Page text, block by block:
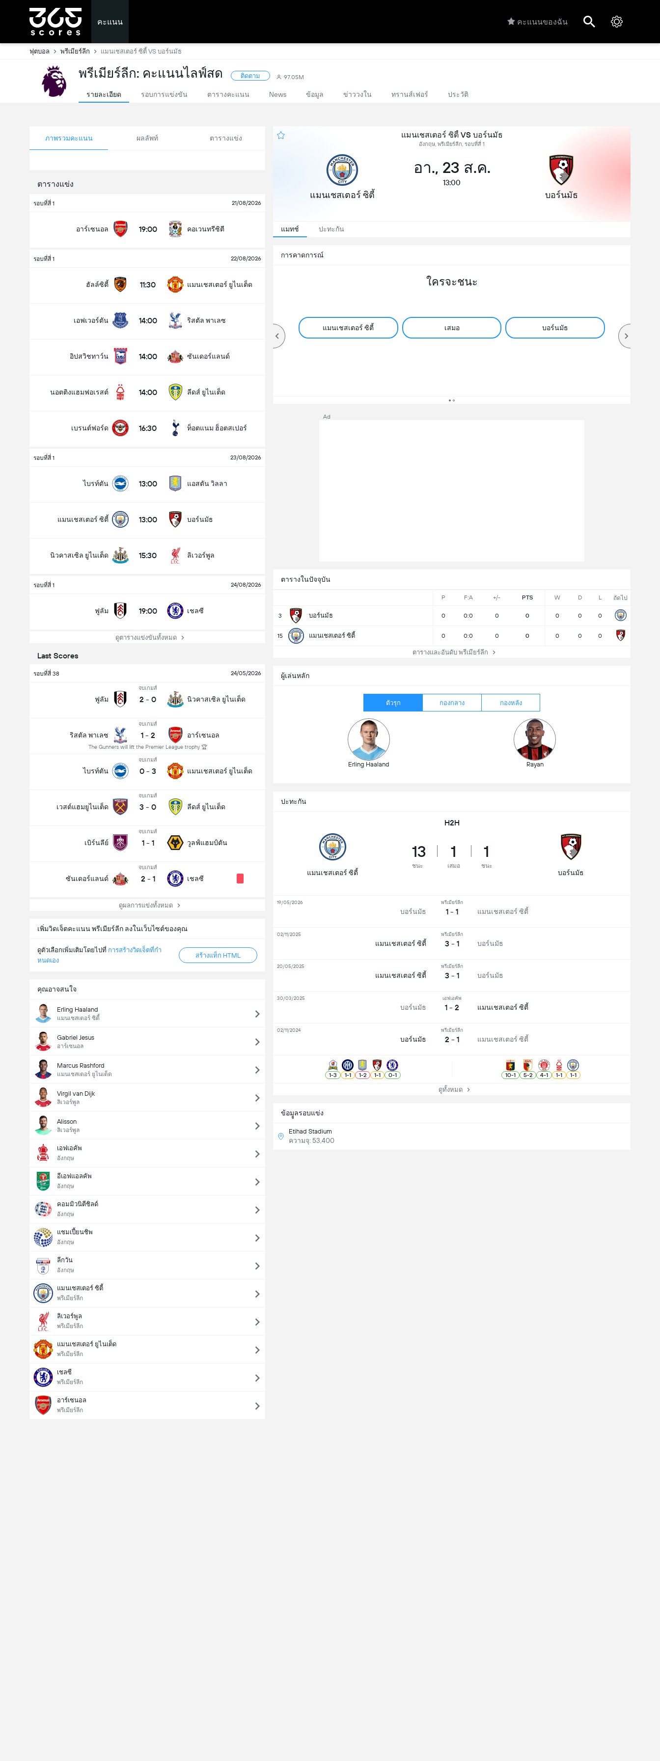
คะแนน คะแนนของฉัน
ฟุตบอล พรีเมียร์ลีก แมนเชสเตอร์ ซิตี้ VS บอร์นมัธ
พรีเมียร์ลีก: คะแนนไลฟ์สด ติดตาม 97.05M
รายละเอียด รอบการแข่งขัน ตารางคะแนน News ข้อมูล ข่าววงใน ทรานส์เฟอร์ ประวัติ
ภาพรวมคะแนน ผลลัพท์ ตารางแข่ง
ตารางแข่ง
รอบที่สี่ 1 21/08/2026
อาร์เซนอล 19:00 คอเวนทรีซิตี
รอบที่สี่ 1 22/08/2026
ฮัลล์ซิตี้ 11:30 แมนเชสเตอร์ ยูไนเต็ด
เอฟเวอร์ตัน 14:00 ริสตัล พาเลซ
อิปสวิชทาว์น 14:00 ซันเดอร์แลนด์
นอตติงแฮมฟอเรสต์ 14:00 ลีดส์ ยูไนเต็ด
เบรนต์ฟอร์ด 16:30 ท็อตแนม ฮ็อตสเปอร์
รอบที่สี่ 1 23/08/2026
ไบรท์ตัน 13:00 แอสตัน วิลลา
แมนเชสเตอร์ ซิตี้ 13:00 บอร์นมัธ
นิวคาสเซิล ยูไนเต็ด 15:30 ลิเวอร์พูล
รอบที่สี่ 1 24/08/2026
ฟูลัม 19:00 เชลซี
ดูตารางแข่งขันทั้งหมด
Last Scores
รอบที่สี่ 38 24/05/2026
ฟูลัม
จบเกมส์
2 - 0 นิวคาสเซิล ยูไนเต็ด
ริสตัล พาเลซ
จบเกมส์
1 - 2
The Gunners will lift the Premier League trophy 🏆
อาร์เซนอล
ไบรท์ตัน
จบเกมส์
0 - 3 แมนเชสเตอร์ ยูไนเต็ด
เวสต์แฮมยูไนเต็ด
จบเกมส์
3 - 0 ลีดส์ ยูไนเต็ด
เบิร์นลีย์
จบเกมส์
1 - 1 วูลฟ์แฮมป์ตัน
ซันเดอร์แลนด์
จบเกมส์
2 - 1 เชลซี
ดูผลการแข่งทั้งหมด
เพิ่มวิดเจ็ตคะแนน พรีเมียร์ลีก ลงในเว็บไซต์ของคุณ
ดูตัวเลือกเพิ่มเติมโดยไปที่ การสร้างวิดเจ็ตที่กํา
หนดเอง
สร้างแท็ก HTML
คุณอาจสนใจ
Erling Haaland
แมนเชสเตอร์ ซิตี้
Gabriel Jesus
อาร์เซนอล
Marcus Rashford
แมนเชสเตอร์ ยูไนเต็ด
Virgil van Dijk
ลิเวอร์พูล
Alisson
ลิเวอร์พูล
เอฟเอคัพ
อังกฤษ
อีเอฟแอลคัพ
อังกฤษ
คอมมิวนิตีชิลด์
อังกฤษ
แชมเปี้ยนชิพ
อังกฤษ
ลีกวัน
อังกฤษ
แมนเชสเตอร์ ซิตี้
พรีเมียร์ลีก
ลิเวอร์พูล
พรีเมียร์ลีก
แมนเชสเตอร์ ยูไนเต็ด
พรีเมียร์ลีก
เชลซี
พรีเมียร์ลีก
อาร์เซนอล
พรีเมียร์ลีก
แมนเชสเตอร์ ซิตี้ VS บอร์นมัธ
อังกฤษ, พรีเมียร์ลีก, รอบที่สี่ 1
แมนเชสเตอร์ ซิตี้
อา., 23 ส.ค.
13:00
บอร์นมัธ
แมทช์ ปะทะกัน
การคาดการณ์
ใครจะชนะ
แมนเชสเตอร์ ซิตี้ เสมอ บอร์นมัธ
ประตูทั้งหมดในแมทช์นี้ (2.5)
ตารางในปัจจุบัน
P F:A +/- PTS W D L ถัดไป
3 บอร์นมัธ 0 0:0 0 0 0 0 0
15 แมนเชสเตอร์ ซิตี้ 0 0:0 0 0 0 0 0
ตารางและอันดับ พรีเมียร์ลีก
ผู้เล่นหลัก
ตัวรุก กองกลาง กองหลัง
Erling Haaland Rayan
ข้อมููลรอบแข่ง
Etihad Stadium
ความจุ: 53,400
ปะทะกัน
H2H
แมนเชสเตอร์ ซิตี้
13
ชนะ
1
เสมอ
1
ชนะ
บอร์นมัธ
บอร์นมัธ
พรีเมียร์ลีก
1 - 1 แมนเชสเตอร์ ซิตี้
19/05/2026
แมนเชสเตอร์ ซิตี้
พรีเมียร์ลีก
3 - 1 บอร์นมัธ
02/11/2025
แมนเชสเตอร์ ซิตี้
พรีเมียร์ลีก
3 - 1 บอร์นมัธ
20/05/2025
บอร์นมัธ
เอฟเอคัพ
1 - 2 แมนเชสเตอร์ ซิตี้
30/03/2025
บอร์นมัธ
พรีเมียร์ลีก
2 - 1 แมนเชสเตอร์ ซิตี้
02/11/2024
1-3 1-1 1-2 1-1 0-1 10-1 5-2 4-1 1-1 1-1
ดูทั้งหมด
Ad